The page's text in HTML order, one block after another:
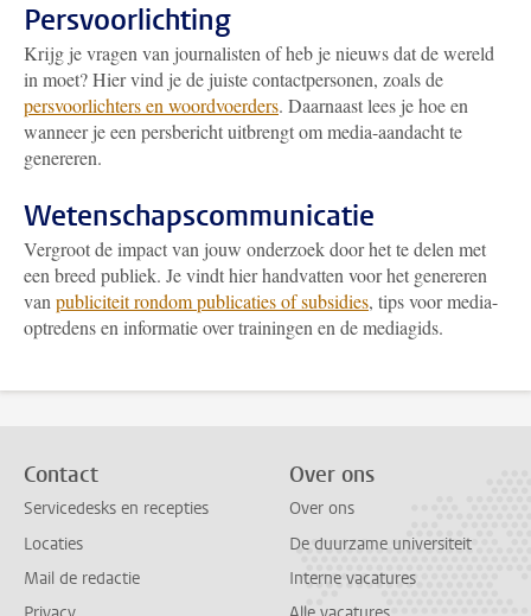
Persvoorlichting
Krijg je vragen van journalisten of heb je nieuws dat de wereld
in moet? Hier vind je de juiste contactpersonen, zoals de
persvoorlichters en woordvoerders. Daarnaast lees je hoe en
wanneer je een persbericht uitbrengt om media-aandacht te
genereren.
Wetenschapscommunicatie
Vergroot de impact van jouw onderzoek door het te delen met
een breed publiek. Je vindt hier handvatten voor het genereren
van publiciteit rondom publicaties of subsidies, tips voor media-
optredens en informatie over trainingen en de mediagids.
Contact
Servicedesks en recepties
Locaties
Mail de redactie
Over ons
Over ons
De duurzame universiteit
Interne vacatures